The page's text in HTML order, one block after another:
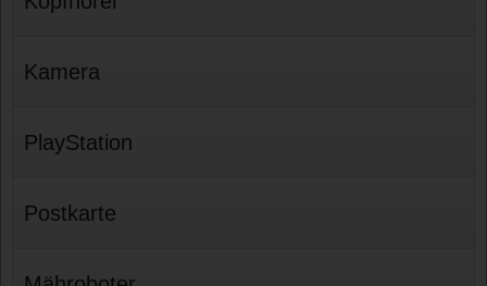
Kamera
PlayStation
Postkarte